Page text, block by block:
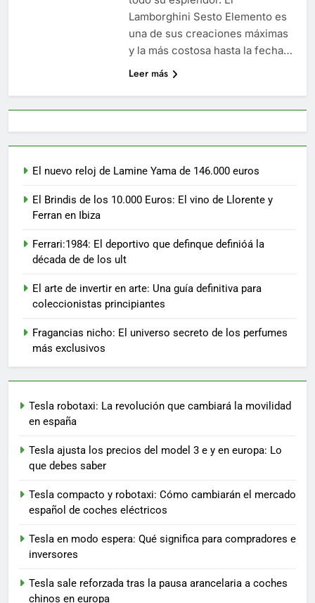
Lamborghini Sesto Elemento es
una de sus creaciones máximas
y la más costosa hasta la fecha…
Leer más
El nuevo reloj de Lamine Yama de 146.000 euros
El Brindis de los 10.000 Euros: El vino de Llorente y
Ferran en Ibiza
Ferrari:1984: El deportivo que definque definióá la
década de de los ult
El arte de invertir en arte: Una guía definitiva para
coleccionistas principiantes
Fragancias nicho: El universo secreto de los perfumes
más exclusivos
Tesla robotaxi: La revolución que cambiará la movilidad
en españa
Tesla ajusta los precios del model 3 e y en europa: Lo
que debes saber
Tesla compacto y robotaxi: Cómo cambiarán el mercado
español de coches eléctricos
Tesla en modo espera: Qué significa para compradores e
inversores
Tesla sale reforzada tras la pausa arancelaria a coches
chinos en europa